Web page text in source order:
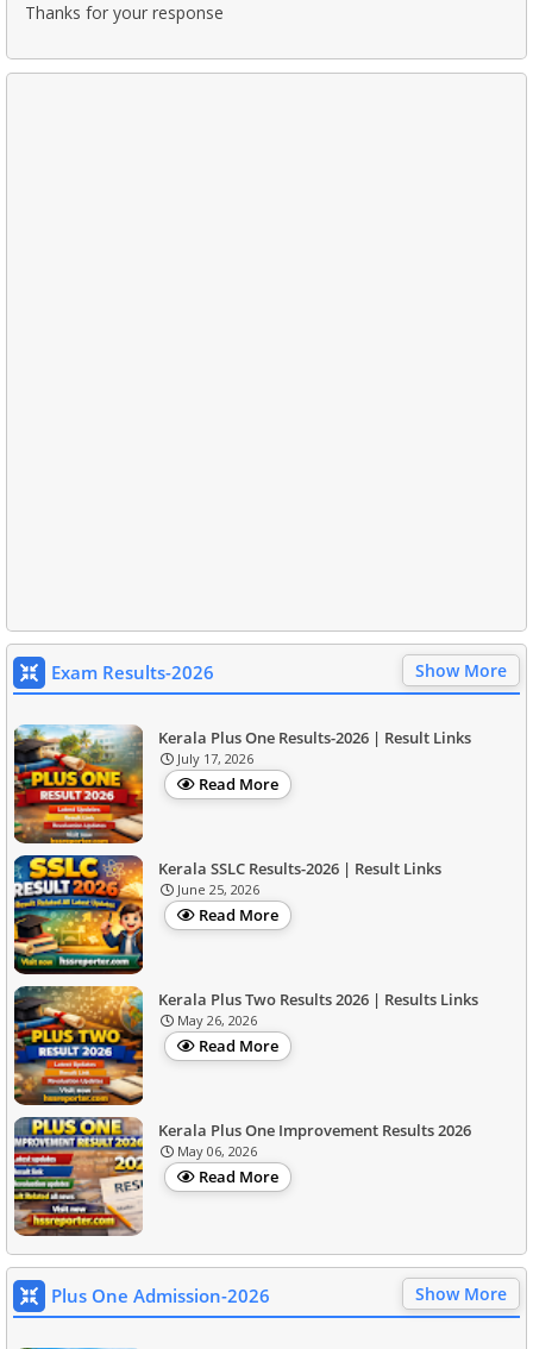
Thanks for your response
Exam Results-2026 Show More
Kerala Plus One Results-2026 | Result Links
July 17, 2026
Read More
Kerala SSLC Results-2026 | Result Links
June 25, 2026
Read More
Kerala Plus Two Results 2026 | Results Links
May 26, 2026
Read More
Kerala Plus One Improvement Results 2026
May 06, 2026
Read More
Plus One Admission-2026 Show More